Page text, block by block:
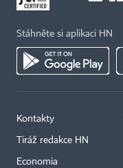
Stáhněte si aplikaci HN
Kontakty
Tiráž redakce HN
Economia